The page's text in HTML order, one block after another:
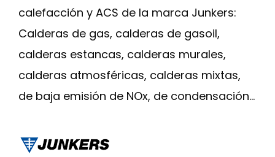
calefacción y ACS de la marca Junkers:
Calderas de gas, calderas de gasoil,
calderas estancas, calderas murales,
calderas atmosféricas, calderas mixtas,
de baja emisión de NOx, de condensación…